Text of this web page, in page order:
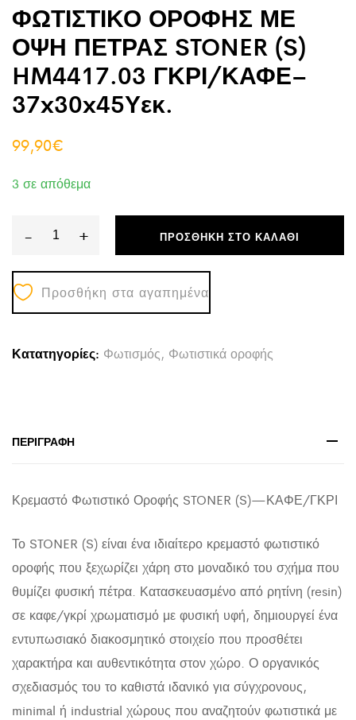
ΦΩΤΙΣΤΙΚΟ ΟΡΟΦΗΣ ΜΕ
ΟΨΗ ΠΕΤΡΑΣ STONER (S)
HM4417.03 ΓΚΡΙ/ΚΑΦΕ–
37x30x45Υεκ.
99,90€
3 σε απόθεμα
-
ΦΩΤΙΣΤΙΚΟ
ΟΡΟΦΗΣ
ΜΕ
ΟΨΗ
STONER
ΓΚΡΙ/
37x30x45Υεκ.
+ ΠΡΟΣΘΉΚΗ ΣΤΟ ΚΑΛΆΘΙ
Προσθήκη στα αγαπημένα
Κατατηγορίες: Φωτισμός, Φωτιστικά οροφής
ΠΕΡΙΓΡΑΦΉ
Κρεμαστό Φωτιστικό Οροφής STONER (S)—ΚΑΦΕ/ΓΚΡΙ
Το STONER (S) είναι ένα ιδιαίτερο κρεμαστό φωτιστικό
οροφής που ξεχωρίζει χάρη στο μοναδικό του σχήμα που
θυμίζει φυσική πέτρα. Κατασκευασμένο από ρητίνη (resin)
σε καφε/γκρί χρωματισμό με φυσική υφή, δημιουργεί ένα
εντυπωσιακό διακοσμητικό στοιχείο που προσθέτει
χαρακτήρα και αυθεντικότητα στον χώρο. Ο οργανικός
σχεδιασμός του το καθιστά ιδανικό για σύγχρονους,
minimal ή industrial χώρους που αναζητούν φωτιστικά με